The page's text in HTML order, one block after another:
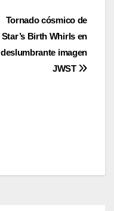
Tornado cósmico de
Star’s Birth Whirls en
deslumbrante imagen
JWST